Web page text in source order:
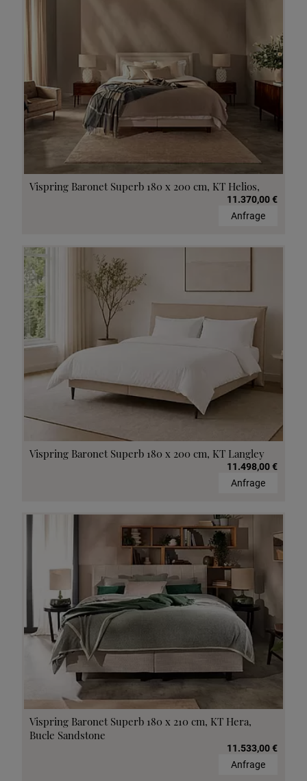
Vispring Baronet Superb 180 x 200 cm, KT Helios,
11.370,00 €
Anfrage
Vispring Baronet Superb 180 x 200 cm, KT Langley
11.498,00 €
Anfrage
Vispring Baronet Superb 180 x 210 cm, KT Hera,
Bucle Sandstone
11.533,00 €
Anfrage